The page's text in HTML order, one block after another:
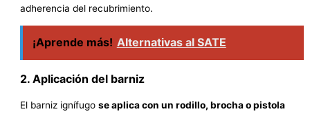
adherencia del recubrimiento.
¡Aprende más! Alternativas al SATE
2. Aplicación del barniz
El barniz ignífugose aplica con un rodillo, brocha o pistola